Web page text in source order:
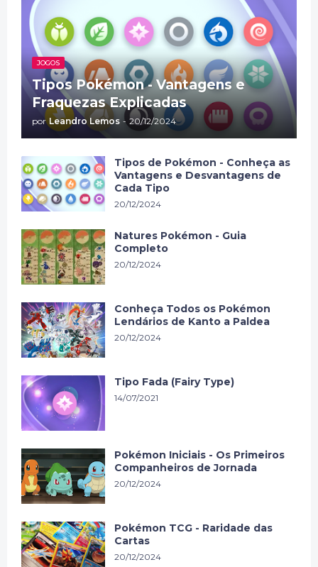
JOGOS
Tipos Pokémon - Vantagens e
Fraquezas Explicadas
por Leandro Lemos - 20/12/2024
Tipos de Pokémon - Conheça as
Vantagens e Desvantagens de
Cada Tipo
20/12/2024
Natures Pokémon - Guia
Completo
20/12/2024
Conheça Todos os Pokémon
Lendários de Kanto a Paldea
20/12/2024
Tipo Fada (Fairy Type)
14/07/2021
Pokémon Iniciais - Os Primeiros
Companheiros de Jornada
20/12/2024
Pokémon TCG - Raridade das
Cartas
20/12/2024